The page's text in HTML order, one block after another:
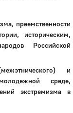
преемственности
историческим,
Российской
и
среде,
экстремизма в